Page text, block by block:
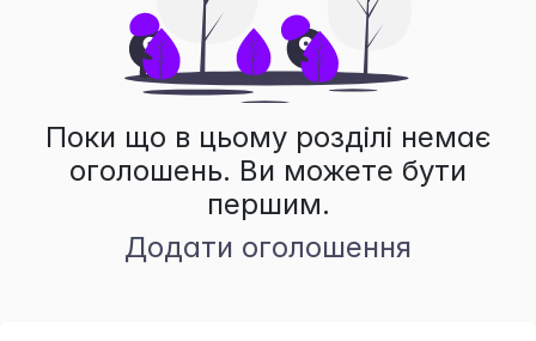
Поки що в цьому розділі немає
оголошень. Ви можете бути
першим.
Додати оголошення